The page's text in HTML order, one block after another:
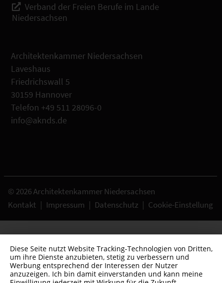
Verband der Freien Berufe im Lande
Niedersachsen
Architektenkammer Niedersachsen
Laveshaus
Friedrichswall 5
30159 Hannover
Telefon +49 511 28096-0
info@aknds.de
© 2026 Architektenkammer Niedersachsen
Kontakt | Impressum | Datenschutz | Cookie-Einstellung
Diese Seite nutzt Website Tracking-Technologien von Dritten,
um ihre Dienste anzubieten, stetig zu verbessern und
Werbung entsprechend der Interessen der Nutzer
anzuzeigen. Ich bin damit einverstanden und kann meine